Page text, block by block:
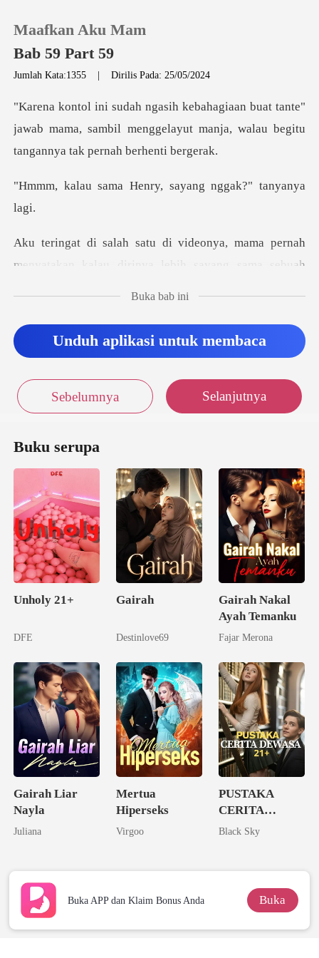
0
Pengisian Ulang
Riwayat Membaca
Maafkan Aku Mam
Bab 59 Part 59
Jumlah Kata:1355 |Dirilis Pada: 25/05/2024
tante"
jawab mama, sambil menggelayut manja, wa
Henry, sayang ngga
nah
menyatakan kalau dirinya lebih sayang sama s
Buka bab ini
Unduh aplikasi untuk membaca
Sebelumnya Selanjutnya
Buku serupa
Unholy 21+
DFE
Gairah
Destinlove69
Gairah Nakal
Ayah Temanku
Fajar Merona
Gairah Liar
Nayla
Juliana
Mertua
Hiperseks
Virgoo
PUSTAKA
CERITA
DEWASA 21+
Black Sky
Buka APP dan Klaim Bonus Anda Buka